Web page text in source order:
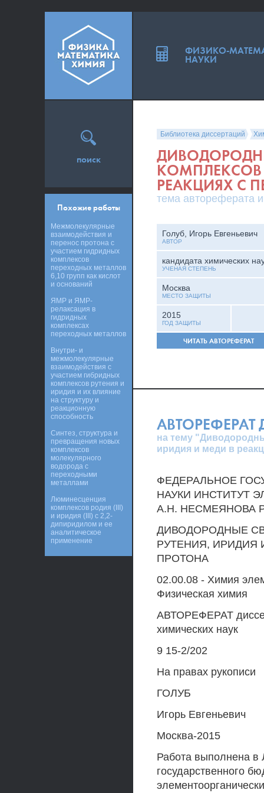
Библиотека диссертаций
КОМПЛЕКСОВ
РЕАКЦИЯХ С
тема автореферата
Голуб, Игорь Евгеньевич
АВТОР
кандидата химических
УЧЕНАЯ СТЕПЕНЬ
Москва
МЕСТО ЗАЩИТЫ
2015
ГОД ЗАЩИТЫ
ЧИТАТЬ АВТОРЕФЕРАТ
АВТОРЕФЕРАТ
на тему
иридия и меди в
ФЕДЕРАЛЬНОЕ
НАУКИ ИНСТИТУТ
А.Н. НЕСМЕЯНОВА
ДИВОДОРОДНЫЕ
РУТЕНИЯ, ИРИДИЯ
ПРОТОНА
02.00.08 - Химия
Физическая химия
АВТОРЕФЕРАТ
химических наук
9 15-2/202
На правах рукописи
ГОЛУБ
Игорь Евгеньевич
Москва-2015
Работа выполнена в
государственного
поиск
Похожие работы
Межмолекулярные
взаимодействия и
перенос протона с
участием гидридных
комплексов
переходных металлов
6,10 групп как кислот
и оснований
ЯМР и ЯМР-
релаксация в
гидридных
комплексах
переходных металлов
Внутри- и
межмолекулярные
взаимодействия с
участием гибридных
комплексов рутения и
иридия и их влияние
на структуру и
реакционную
способность
Синтез, структура и
превращения новых
комплексов
молекулярного
водорода с
переходными
металлами
Люминесценция
комплексов родия (III)
и иридия (III) с 2,2-
дипиридилом и ее
аналитическое
применение
ФИЗИКО-
НАУКИ